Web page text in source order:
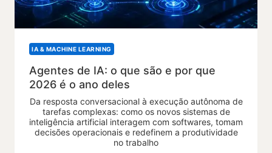
IA & MACHINE LEARNING
Agentes de IA: o que são e por que
2026 é o ano deles
Da resposta conversacional à execução autônoma de
tarefas complexas: como os novos sistemas de
inteligência artificial interagem com softwares, tomam
decisões operacionais e redefinem a produtividade
no trabalho